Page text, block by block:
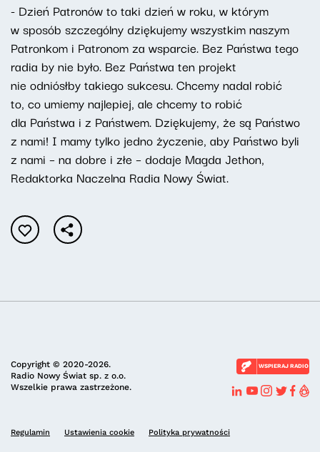
- Dzień Patronów to taki dzień w roku, w którym
w sposób szczególny dziękujemy wszystkim naszym
Patronkom i Patronom za wsparcie. Bez Państwa tego
radia by nie było. Bez Państwa ten projekt
nie odniósłby takiego sukcesu. Chcemy nadal robić
to, co umiemy najlepiej, ale chcemy to robić
dla Państwa i z Państwem. Dziękujemy, że są Państwo
z nami! I mamy tylko jedno życzenie, aby Państwo byli
z nami – na dobre i złe – dodaje Magda Jethon,
Redaktorka Naczelna Radia Nowy Świat.
Copyright © 2020-2026.
Radio Nowy Świat sp. z o.o.
Wszelkie prawa zastrzeżone.
WSPIERAJ RADIO
Regulamin Ustawienia cookie Polityka prywatności